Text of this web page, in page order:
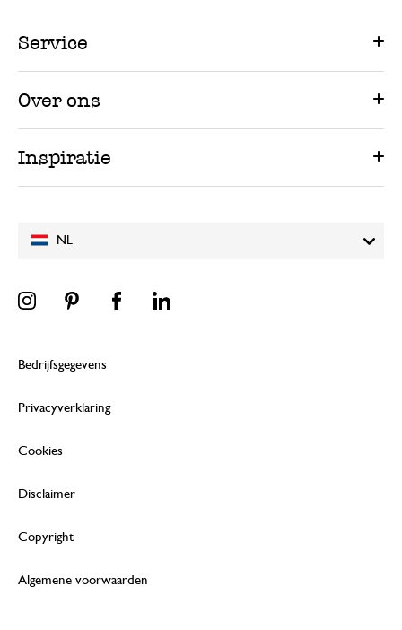
NL
Service
Over ons
Inspiratie
Bedrijfsgegevens
Privacyverklaring
Cookies
Disclaimer
Copyright
Algemene voorwaarden